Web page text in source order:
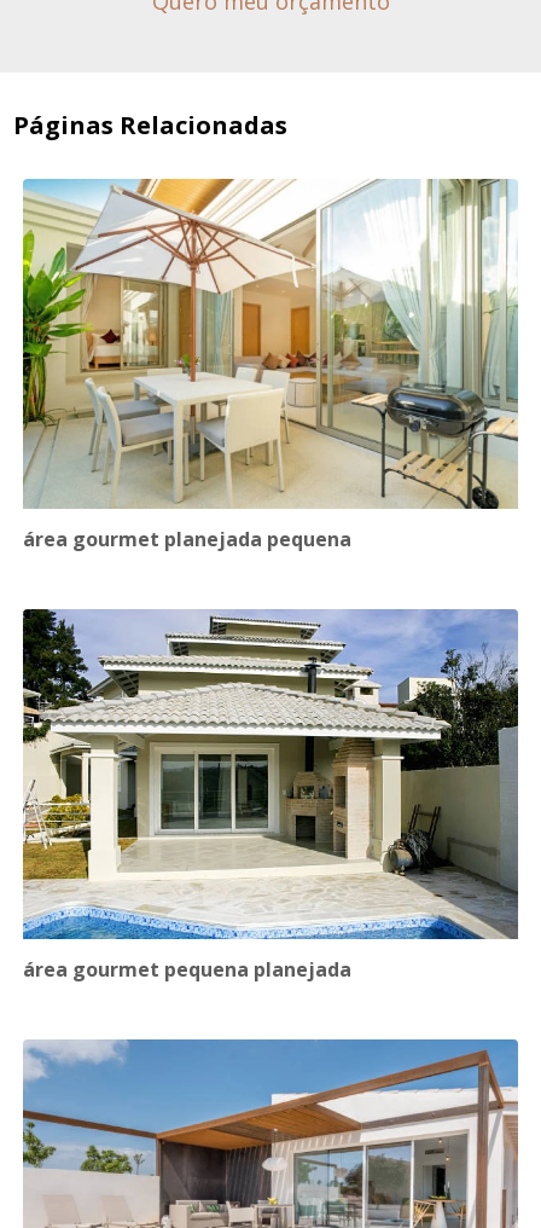
Páginas Relacionadas
área gourmet planejada pequena
área gourmet pequena planejada